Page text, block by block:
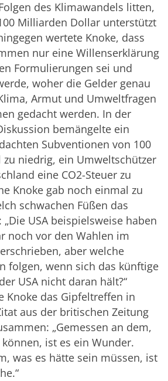
des Klimawandels litten,
Milliarden Dollar unterstützt
wertete Knoke, dass
nur eine Willenserklärung
Formulierungen sei und
woher die Gelder genau
Armut und Umweltfragen
gedacht werden. In der
bemängelte ein
Subventionen von 100
niedrig, ein Umweltschützer
eine CO2-Steuer zu
Knoke gab noch einmal zu
schwachen Füßen das
USA beispielsweise haben
noch vor den Wahlen im
aber welche
folgen, wenn sich das künftige
USA nicht daran hält?“
Knoke das Gipfeltreffen in
aus der britischen Zeitung
„Gemessen an dem,
ist es ein Wunder.
was es hätte sein müssen, ist